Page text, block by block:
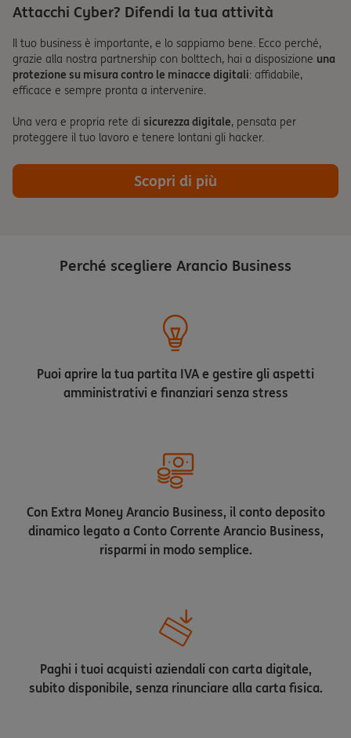
Attacchi Cyber? Difendi la tua attività
Il tuo business è importante, e lo sappiamo bene. Ecco perché,
grazie alla nostra partnership con bolttech, hai a disposizione una
protezione su misura contro le minacce digitali: affidabile,
efficace e sempre pronta a intervenire.
Una vera e propria rete di sicurezza digitale, pensata per
proteggere il tuo lavoro e tenere lontani gli hacker.
Scopri di più
Perché scegliere Arancio Business
Puoi aprire la tua partita IVA e gestire gli aspetti
amministrativi e finanziari senza stress
Con Extra Money Arancio Business, il conto deposito
dinamico legato a Conto Corrente Arancio Business,
risparmi in modo semplice.
Paghi i tuoi acquisti aziendali con carta digitale,
subito disponibile, senza rinunciare alla carta fisica.